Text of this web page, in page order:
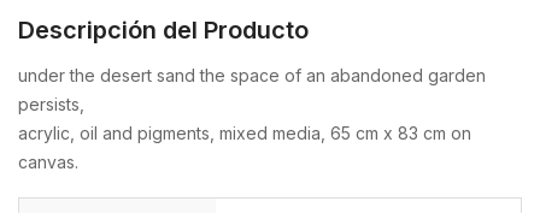
Descripción del Producto
under the desert sand the space of an abandoned garden
persists,
acrylic, oil and pigments, mixed media, 65 cm x 83 cm on
canvas.